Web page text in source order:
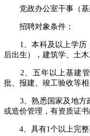
党政办公室干事（基
招聘对象条件：
1、本科及以上学历，
后出生），建筑学、土
2、五年以上基建管
批、报建、竣工验收等相
3、熟悉国家及地方
或造价管理，有资质证书
4、具有1个以上完整